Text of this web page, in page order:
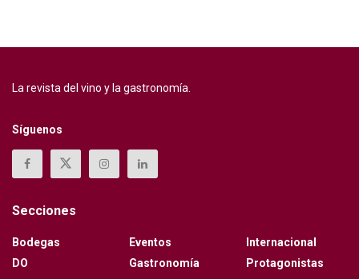
La revista del vino y la gastronomía.
Síguenos
Secciones
Bodegas
DO
Eventos
Gastronomía
Internacional
Protagonistas